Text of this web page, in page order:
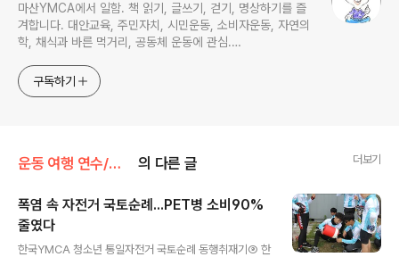
마산YMCA에서 일함. 책 읽기, 글쓰기, 걷기, 명상하기를 즐
겨합니다. 대안교육, 주민자치, 시민운동, 소비자운동, 자연의
학, 채식과 바른 먹거리, 공동체 운동에 관심.
http://www.facebook.com/ymcaman
구독하기
운동 여행 연수/자전거 국토순례 의 다른 글 더보기
폭염 속 자전거 국토순례...PET병 소비90%
줄였다
한국YMCA 청소년 통일자전거 국토순례 동행취재기⑨ 한